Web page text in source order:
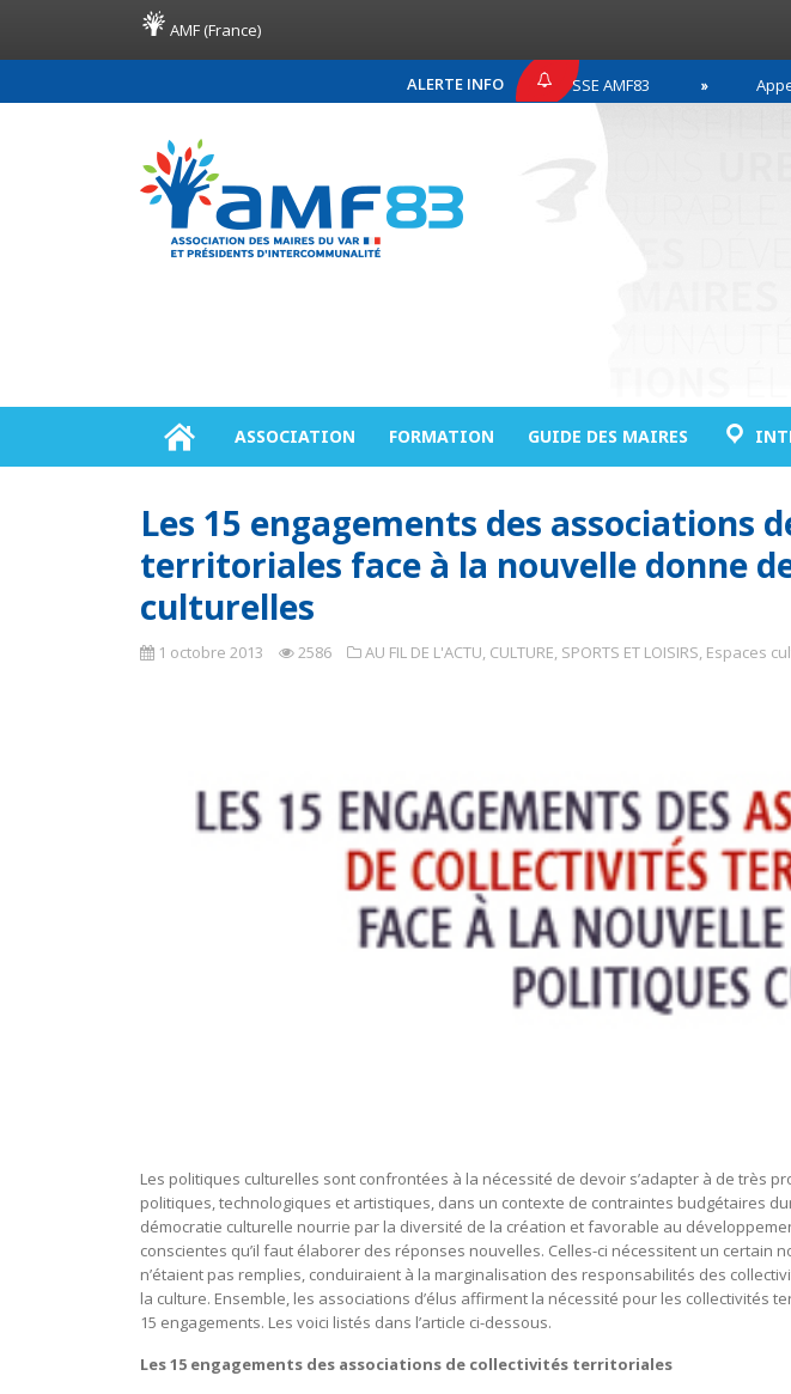
AMF (France)
ALERTE INFO
COMMUNIQUÉ DE PRESSE AMF83 Appel de
ASSOCIATION FORMATION GUIDE DES MAIRES
Les 15 engagements des associations
territoriales face à la nouvelle donne
culturelles
1 octobre 2013 2586 AU FIL DE L'ACTU, CULTURE, SPORTS ET LOISIRS, Espaces
Les politiques culturelles sont confrontées à la nécessité de devoir s’adapter à de très
politiques, technologiques et artistiques, dans un contexte de contraintes budgétaires
démocratie culturelle nourrie par la diversité de la création et favorable au
conscientes qu’il faut élaborer des réponses nouvelles. Celles-ci nécessitent un certain
n’étaient pas remplies, conduiraient à la marginalisation des responsabilités des
la culture. Ensemble, les associations d’élus affirment la nécessité pour les collectivités
15 engagements. Les voici listés dans l’article ci-dessous.
Les 15 engagements des associations de collectivités territoriales